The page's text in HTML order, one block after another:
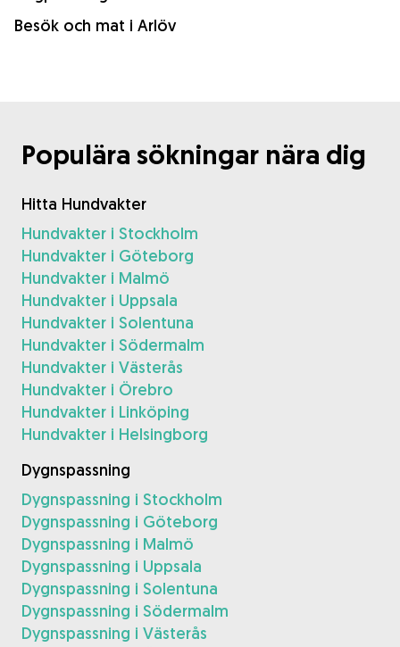
Besök och mat i Arlöv
Populära sökningar nära dig
Hitta Hundvakter
Hundvakter i Stockholm
Hundvakter i Göteborg
Hundvakter i Malmö
Hundvakter i Uppsala
Hundvakter i Solentuna
Hundvakter i Södermalm
Hundvakter i Västerås
Hundvakter i Örebro
Hundvakter i Linköping
Hundvakter i Helsingborg
Dygnspassning
Dygnspassning i Stockholm
Dygnspassning i Göteborg
Dygnspassning i Malmö
Dygnspassning i Uppsala
Dygnspassning i Solentuna
Dygnspassning i Södermalm
Dygnspassning i Västerås